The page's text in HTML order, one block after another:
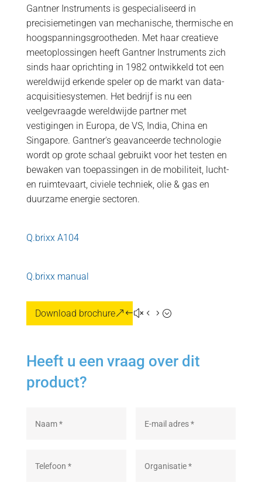
Gantner Instruments is gespecialiseerd in
precisiemetingen van mechanische, thermische en
hoogspanningsgrootheden. Met haar creatieve
meetoplossingen heeft Gantner Instruments zich
sinds haar oprichting in 1982 ontwikkeld tot een
wereldwijd erkende speler op de markt van data-
acquisitiesystemen. Het bedrijf is nu een
veelgevraagde wereldwijde partner met
vestigingen in Europa, de VS, India, China en
Singapore. Gantner's geavanceerde technologie
wordt op grote schaal gebruikt voor het testen en
bewaken van toepassingen in de mobiliteit, lucht-
en ruimtevaart, civiele techniek, olie & gas en
duurzame energie sectoren.
Q.brixx A104
Q.brixx manual
Download brochure
Heeft u een vraag over dit
product?